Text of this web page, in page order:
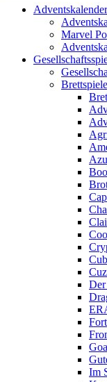
Adventskalender
Marvel
Brettspiele
Fort
Goa
Im